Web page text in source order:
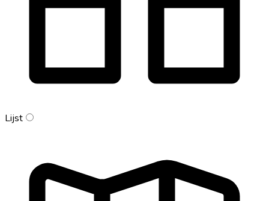
Lijst